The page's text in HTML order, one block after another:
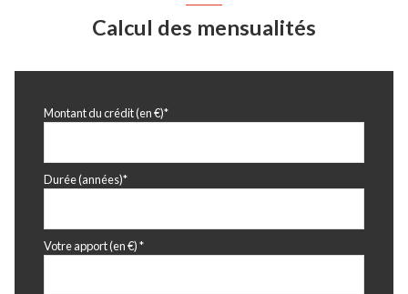
Calcul des mensualités
Montant du crédit (en €)*
Durée (années)*
Votre apport (en €) *